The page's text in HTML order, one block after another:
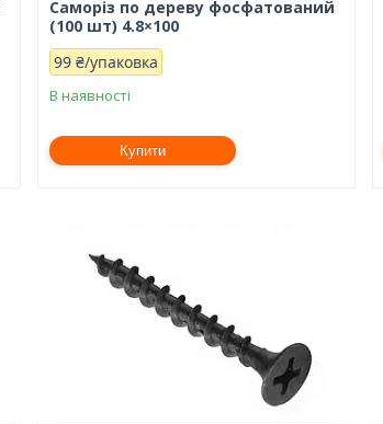
Саморіз по дереву фосфатований
(100 шт) 4.8×100
99 ₴/упаковка
В наявності
Купити